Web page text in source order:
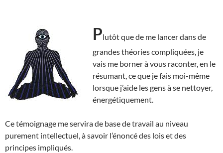
Plutôt que de me lancer dans de
grandes théories compliquées, je
vais me borner à vous raconter, en le
résumant, ce que je fais moi-même
lorsque j’aide les gens à se nettoyer,
énergétiquement.
Ce témoignage me servira de base de travail au niveau
purement intellectuel, à savoir l’énoncé des lois et des
principes impliqués.